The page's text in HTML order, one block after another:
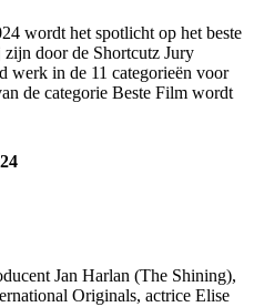
wordt het spotlicht op het beste
door de Shortcutz Jury
werk in de 11 categorieën voor
de categorie Beste Film wordt
Jan Harlan (The Shining),
Originals, actrice Elise